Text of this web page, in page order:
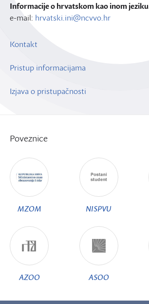
Informacije o hrvatskom kao inom jeziku
e-mail: hrvatski.ini@ncvvo.hr
Kontakt
Pristup informacijama
Izjava o pristupačnosti
Poveznice
MZOM NISPVU
AZOO ASOO